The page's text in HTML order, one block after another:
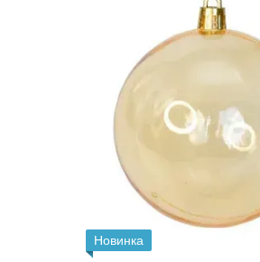
Новинка